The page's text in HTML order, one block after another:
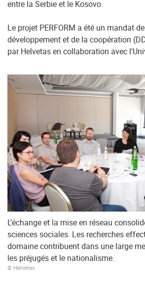
entre la Serbie et le Kosovo.
Le projet PERFORM a été un mandat
développement et de la coopération
par Helvetas en collaboration avec
L’échange et la mise en réseau
sciences sociales. Les recherches
domaine contribuent dans une large
les préjugés et le nationalisme.
© Helvetas